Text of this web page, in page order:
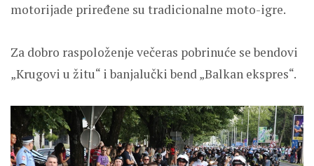
motorijade priređene su tradicionalne moto-igre.
Za dobro raspoloženje večeras pobrinuće se bendovi
„Krugovi u žitu“ i banjalučki bend „Balkan ekspres“.